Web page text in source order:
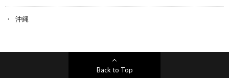
沖縄
Back to Top